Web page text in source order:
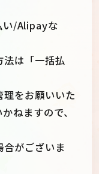
い/Alipayな
は「一括払
をお願いいた
ねますので、
がございま